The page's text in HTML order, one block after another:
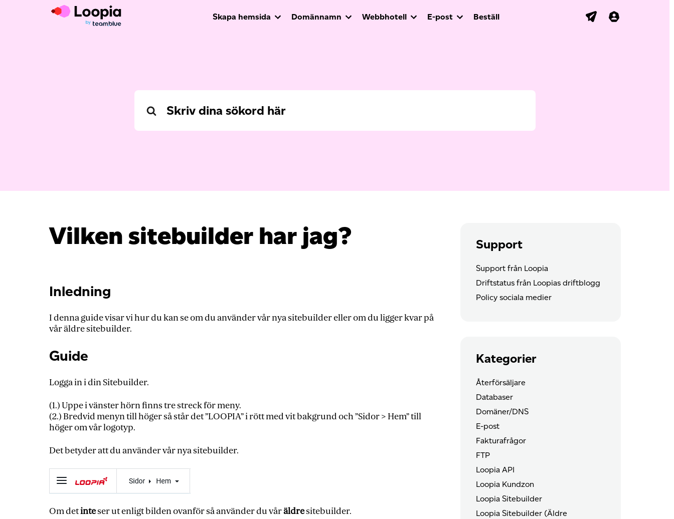
Skapa hemsida Domännamn Webbhotell E-post Beställ
Search
Vilken sitebuilder har jag?
Inledning
I denna guide visar vi hur du kan se om du använder vår nya sitebuilder eller om du ligger kvar på
vår äldre sitebuilder.
Guide
Logga in i din Sitebuilder.
(1.) Uppe i vänster hörn finns tre streck för meny.
(2.) Bredvid menyn till höger så står det ”LOOPIA” i rött med vit bakgrund och ”Sidor > Hem” till
höger om vår logotyp.
Det betyder att du använder vår nya sitebuilder.
Om detinteser ut enligt bilden ovanför så använder du våräldresitebuilder.
Support
Support från Loopia
Driftstatus från Loopias driftblogg
Policy sociala medier
Kategorier
Återförsäljare
Databaser
Domäner/DNS
E-post
Fakturafrågor
FTP
Loopia API
Loopia Kundzon
Loopia Sitebuilder
Loopia Sitebuilder (Äldre